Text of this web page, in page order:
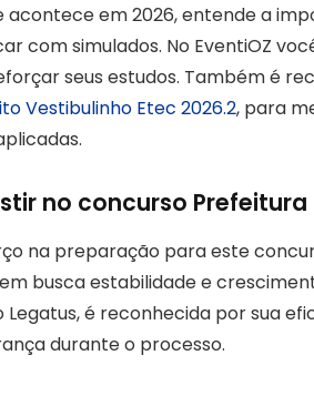
acontece em 2026, entende a
com simulados. No EventiOZ
seus estudos. Também é
Vestibulinho Etec 2026.2, para
no concurso Prefeitura
na preparação para este
busca estabilidade e
é reconhecida por sua
durante o processo.